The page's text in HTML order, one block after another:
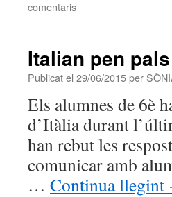
comentaris
Italian pen pals
Publicat el 29/06/2015per
Els alumnes de 6è
d’Itàlia durant
han rebut les
comunicar amb
… Continua llegint